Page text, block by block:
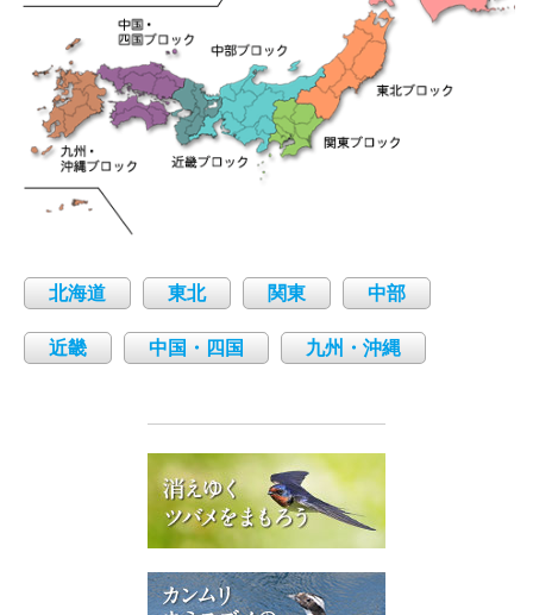
北海道 東北 関東 中部
近畿 中国・四国 九州・沖縄